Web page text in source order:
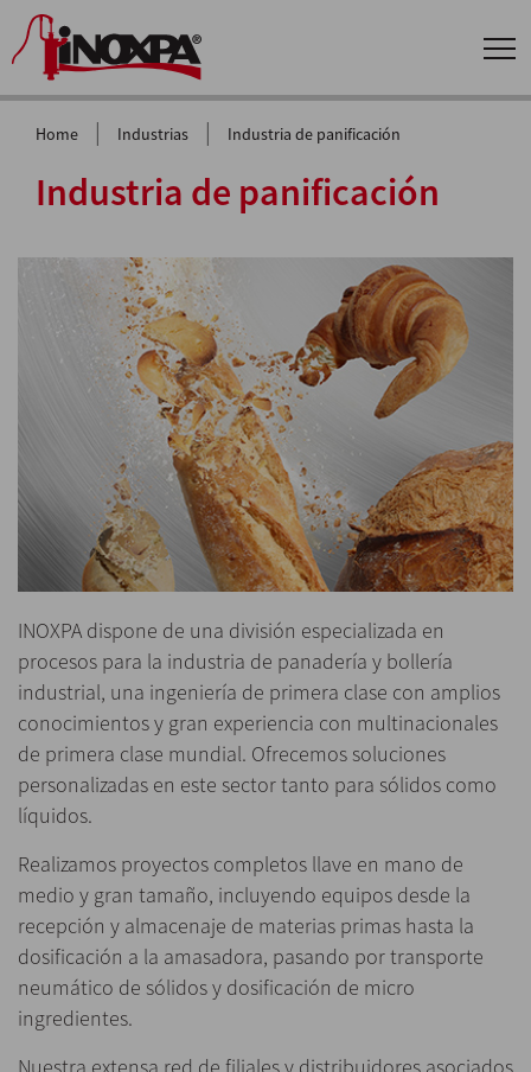
Home | Industrias | Industria de panificación
Industria de panificación
INOXPA dispone de una división especializada en
procesos para la industria de panadería y bollería
industrial, una ingeniería de primera clase con amplios
conocimientos y gran experiencia con multinacionales
de primera clase mundial. Ofrecemos soluciones
personalizadas en este sector tanto para sólidos como
líquidos.
Realizamos proyectos completos llave en mano de
medio y gran tamaño, incluyendo equipos desde la
recepción y almacenaje de materias primas hasta la
dosificación a la amasadora, pasando por transporte
neumático de sólidos y dosificación de micro
ingredientes.